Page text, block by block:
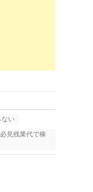
い
見残業代で稼